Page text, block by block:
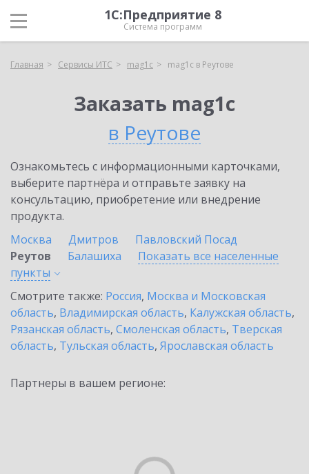
1С:Предприятие 8
Система программ
Главная Сервисы ИТС mag1c mag1c в Реутове
Заказать mag1c
в Реутове
Ознакомьтесь с информационными карточками,
выберите партнёра и отправьте заявку на
консультацию, приобретение или внедрение
продукта.
Москва
Дмитров
Павловский Посад
Реутов
Балашиха
Показать все населенные
пункты
Смотрите также: Россия, Москва и Московская
область, Владимирская область, Калужская область,
Рязанская область, Смоленская область, Тверская
область, Тульская область, Ярославская область
Партнеры в вашем регионе: